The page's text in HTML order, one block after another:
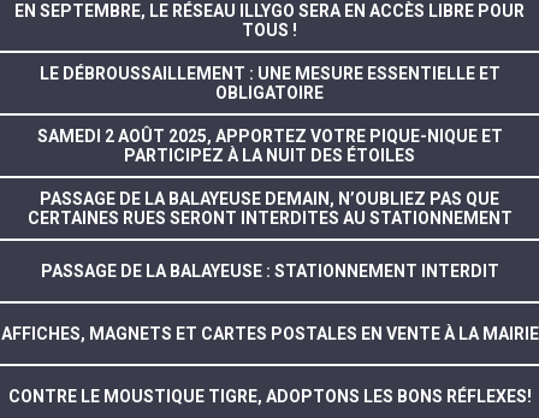
EN SEPTEMBRE, LE RÉSEAU ILLYGO SERA EN ACCÈS LIBRE POUR
TOUS !
LE DÉBROUSSAILLEMENT : UNE MESURE ESSENTIELLE ET
OBLIGATOIRE
SAMEDI 2 AOÛT 2025, APPORTEZ VOTRE PIQUE-NIQUE ET
PARTICIPEZ À LA NUIT DES ÉTOILES
PASSAGE DE LA BALAYEUSE DEMAIN, N’OUBLIEZ PAS QUE
CERTAINES RUES SERONT INTERDITES AU STATIONNEMENT
PASSAGE DE LA BALAYEUSE : STATIONNEMENT INTERDIT
AFFICHES, MAGNETS ET CARTES POSTALES EN VENTE À LA MAIRIE
CONTRE LE MOUSTIQUE TIGRE, ADOPTONS LES BONS RÉFLEXES!